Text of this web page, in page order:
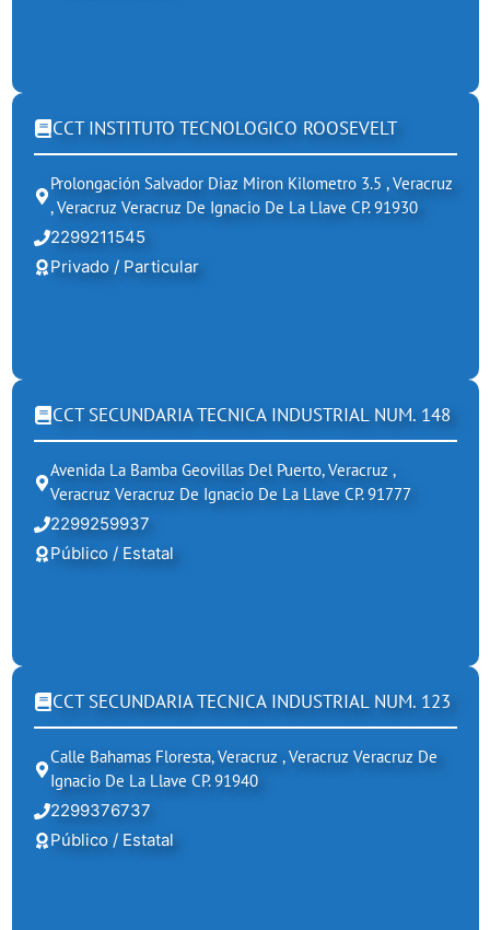
CCT INSTITUTO TECNOLOGICO ROOSEVELT
Prolongación Salvador Diaz Miron Kilometro 3.5 , Veracruz
, Veracruz Veracruz De Ignacio De La Llave CP. 91930
2299211545
Privado / Particular
CCT SECUNDARIA TECNICA INDUSTRIAL NUM. 148
Avenida La Bamba Geovillas Del Puerto, Veracruz ,
Veracruz Veracruz De Ignacio De La Llave CP. 91777
2299259937
Público / Estatal
CCT SECUNDARIA TECNICA INDUSTRIAL NUM. 123
Calle Bahamas Floresta, Veracruz , Veracruz Veracruz De
Ignacio De La Llave CP. 91940
2299376737
Público / Estatal